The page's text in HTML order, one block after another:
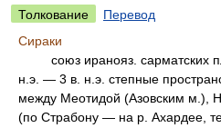
Толкование
Перевод
Сираки
союз иранояз. сарматских
н.э. — 3 в. н.э. степные
между Меотидой (Азовским м.),
(по Страбону — на р. Ахардее,